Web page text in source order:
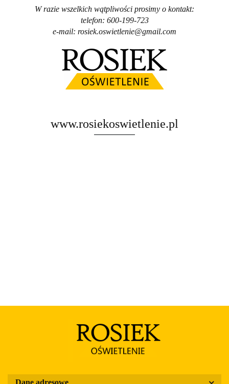
W razie wszelkich wątpliwości prosimy o kontakt:
telefon: 600-199-723
e-mail: rosiek.oswietlenie@gmail.com
www.rosiekoswietlenie.pl
Dane adresowe